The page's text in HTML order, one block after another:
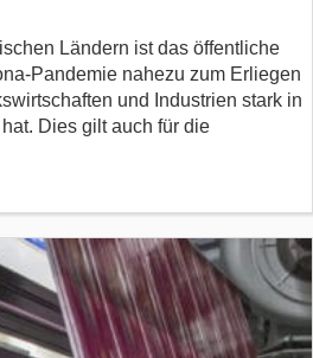
Ländern ist das öffentliche
Pandemie nahezu zum Erliegen
und Industrien stark in
Dies gilt auch für die